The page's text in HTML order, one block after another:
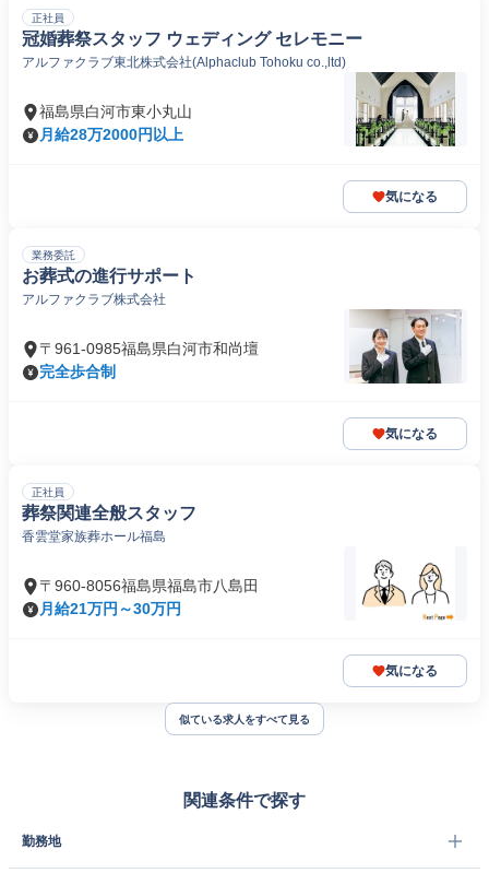
正社員
冠婚葬祭スタッフ ウェディング セレモニー
アルファクラブ東北株式会社(Alphaclub Tohoku co.,ltd)
福島県白河市東小丸山
月給28万2000円以上
気になる
業務委託
お葬式の進行サポート
アルファクラブ株式会社
〒961-0985福島県白河市和尚壇
完全歩合制
気になる
正社員
葬祭関連全般スタッフ
香雲堂家族葬ホール福島
〒960-8056福島県福島市八島田
月給21万円～30万円
気になる
似ている求人をすべて見る
関連条件で探す
勤務地